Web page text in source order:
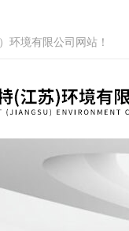
环境有限公司网站！